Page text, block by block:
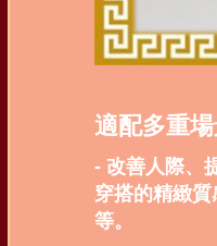
適配多重
- 改善人際、
穿搭的精緻
等。